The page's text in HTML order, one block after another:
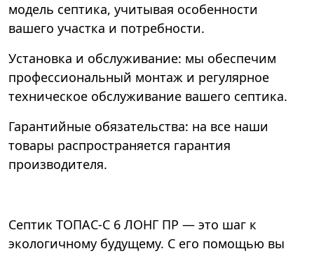
модель септика, учитывая особенности
вашего участка и потребности.
Установка и обслуживание: мы обеспечим
профессиональный монтаж и регулярное
техническое обслуживание вашего септика.
Гарантийные обязательства: на все наши
товары распространяется гарантия
производителя.
Септик ТОПАС-С 6 ЛОНГ ПР — это шаг к
экологичному будущему. С его помощью вы